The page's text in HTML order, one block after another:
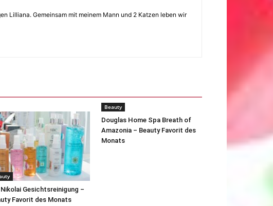
Lilliana. Gemeinsam mit meinem Mann und 2 Katzen leben wir
Nikolai Gesichtsreinigung –
Favorit des Monats
Beauty
Douglas Home Spa Breath of
Amazonia – Beauty Favorit des
Monats